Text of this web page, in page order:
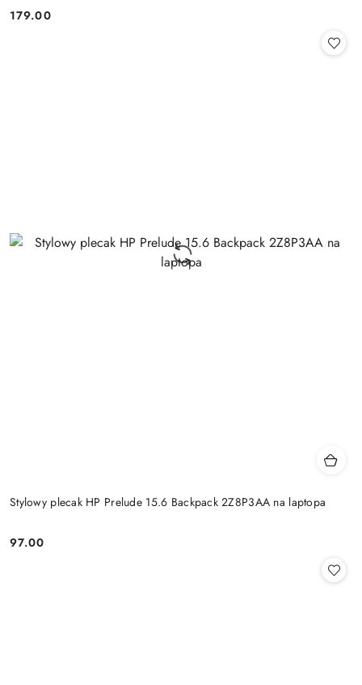
Cena:
179.00
Stylowy plecak HP Prelude 15.6 Backpack 2Z8P3AA na laptopa
Cena:
97.00